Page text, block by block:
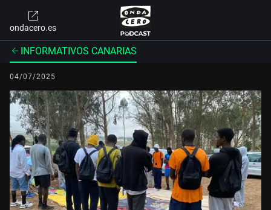
ondacero.es
INFORMATIVOS CANARIAS
04/07/2025